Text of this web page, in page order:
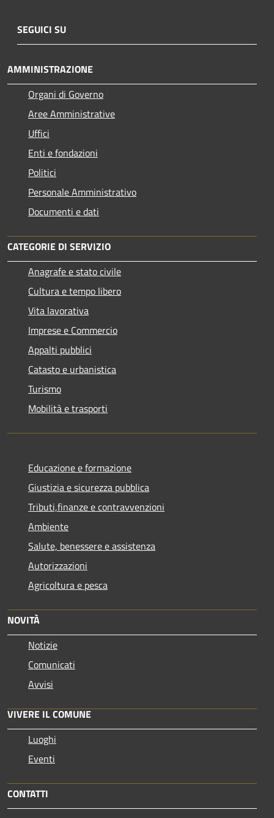
SEGUICI SU
AMMINISTRAZIONE
Organi di Governo
Aree Amministrative
Uffici
Enti e fondazioni
Politici
Personale Amministrativo
Documenti e dati
CATEGORIE DI SERVIZIO
Anagrafe e stato civile
Cultura e tempo libero
Vita lavorativa
Imprese e Commercio
Appalti pubblici
Catasto e urbanistica
Turismo
Mobilità e trasporti
Educazione e formazione
Giustizia e sicurezza pubblica
Tributi,finanze e contravvenzioni
Ambiente
Salute, benessere e assistenza
Autorizzazioni
Agricoltura e pesca
NOVITÀ
Notizie
Comunicati
Avvisi
VIVERE IL COMUNE
Luoghi
Eventi
CONTATTI